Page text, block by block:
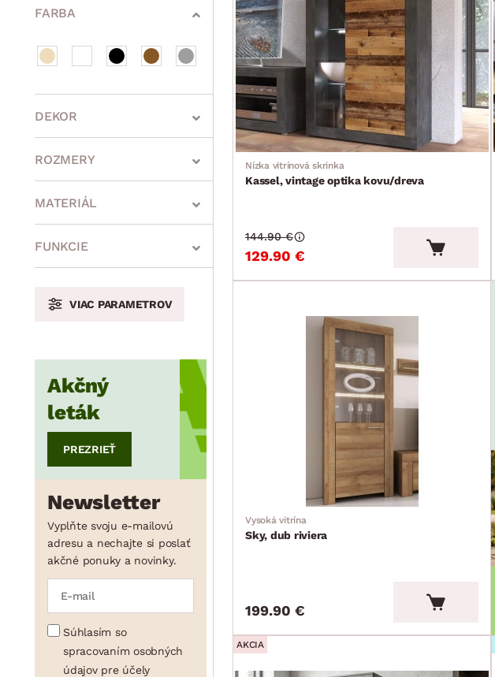
FARBA
DEKOR
ROZMERY
min.
min. cm max.
min. cm cm
MATERIÁL
FUNKCIE
VIAC PARAMETROV
Akčný
leták
PREZRIEŤ
Newsletter
Vyplňte svoju e-mailovú
adresu a nechajte si poslať
akčné ponuky a novinky.
Súhlasím so
spracovaním osobných
údajov pre účely
Nízka vitrínová skrinka
Kassel, vintage optika kovu/dreva
129.90 €
144.90 €
Vysoká vitrína
Sky, dub riviera
199.90 €
AKCIA